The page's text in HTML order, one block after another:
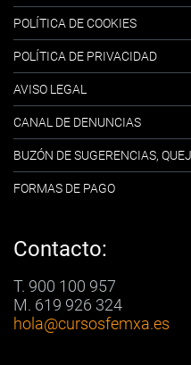
POLÍTICA DE COOKIES
POLÍTICA DE PRIVACIDAD
AVISO LEGAL
CANAL DE DENUNCIAS
BUZÓN DE SUGERENCIAS,
FORMAS DE PAGO
Contacto:
T. 900 100 957
M. 619 926 324
hola@cursosfemxa.es